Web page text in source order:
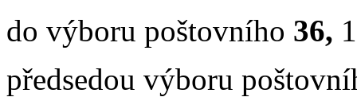
do výboru poštovního 36,
předsedou výboru